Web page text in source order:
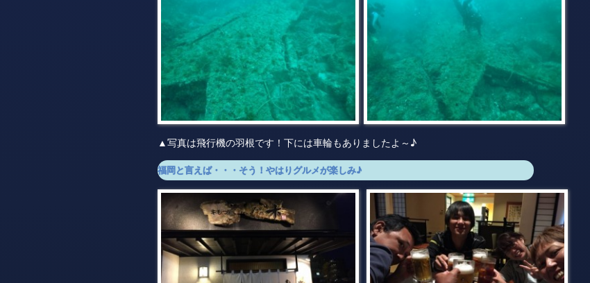
▲写真は飛行機の羽根です！下には車輪もありましたよ～♪
福岡と言えば・・・そう！やはりグルメが楽しみ♪